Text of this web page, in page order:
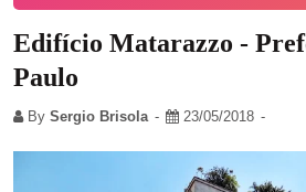
Edifício Matarazzo -
Paulo
By Sergio Brisola 23/05/2018